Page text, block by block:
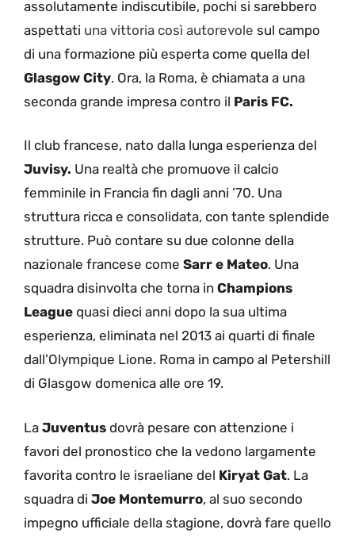
assolutamente indiscutibile, pochi si sarebbero
aspettati una vittoria così autorevole sul campo
di una formazione più esperta come quella del
Glasgow City. Ora, la Roma, è chiamata a una
seconda grande impresa contro il Paris FC.
Il club francese, nato dalla lunga esperienza del
Juvisy. Una realtà che promuove il calcio
femminile in Francia fin dagli anni ’70. Una
struttura ricca e consolidata, con tante splendide
strutture. Può contare su due colonne della
nazionale francese come Sarr e Mateo. Una
squadra disinvolta che torna in Champions
League quasi dieci anni dopo la sua ultima
esperienza, eliminata nel 2013 ai quarti di finale
dall’Olympique Lione. Roma in campo al Petershill
di Glasgow domenica alle ore 19.
La Juventus dovrà pesare con attenzione i
favori del pronostico che la vedono largamente
favorita contro le israeliane del Kiryat Gat. La
squadra di Joe Montemurro, al suo secondo
impegno ufficiale della stagione, dovrà fare quello